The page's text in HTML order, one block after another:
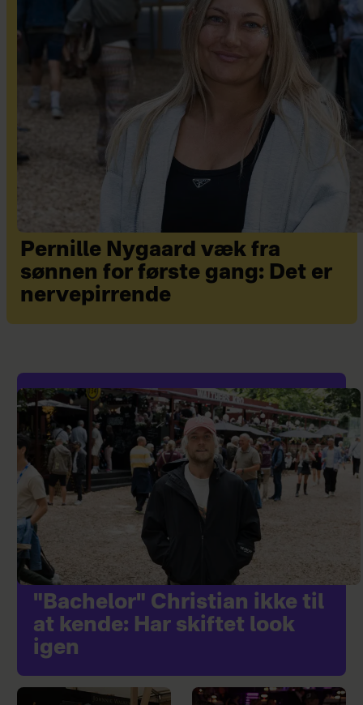
Pernille Nygaard væk fra
sønnen for første gang: Det er
nervepirrende
"Bachelor" Christian ikke til
at kende: Har skiftet look
igen